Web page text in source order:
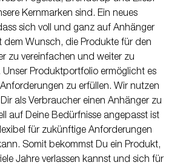
Kernmarken sind. Ein neues
sich voll und ganz auf Anhänger
dem Wunsch, die Produkte für den
zu vereinfachen und weiter zu
Unser Produktportfolio ermöglicht es
zu erfüllen. Wir nutzen
als Verbraucher einen Anhänger zu
auf Deine Bedürfnisse angepasst ist
für zukünftige Anforderungen
Somit bekommst Du ein Produkt,
Jahre verlassen kannst und sich für